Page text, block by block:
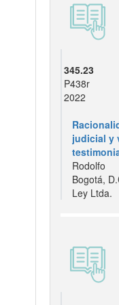
345.23
P438r
2022
judicial y
Rodolfo
Bogotá,
Ley Ltda.